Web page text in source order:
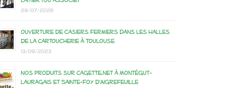
29/07/2026
Ouverture de casiers fermiers dans les Halles
de la Cartoucherie à Toulouse
13/09/2023
Nos produits sur Cagette.net à Montégut-
Lauragais et Sainte-Foy d’Aigrefeuille